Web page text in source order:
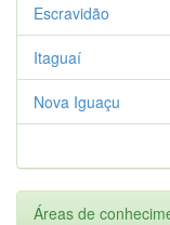
Escravidão
Itaguaí
Nova Iguaçu
Áreas de